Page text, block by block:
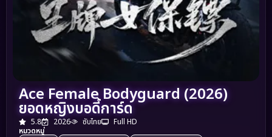
Ace Female Bodyguard (2026)
ยอดหญิงบอดี้การ์ด
5.8 2026 ซับไทย
Full HD
หมวดหมู่